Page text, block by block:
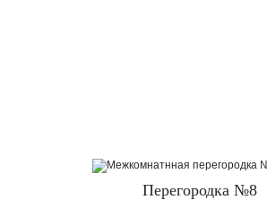
Перегородка №8